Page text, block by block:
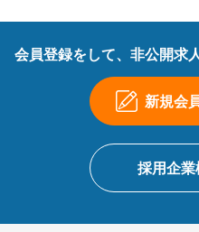
会員登録をして、非公開求
新規会
採用企